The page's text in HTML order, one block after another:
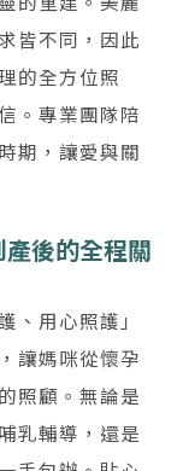
皆不同，因此
的全方位照
。專業團隊陪
期，讓愛與關
後的全程關
、用心照護」
讓媽咪從懷孕
照顧。無論是
乳輔導，還是